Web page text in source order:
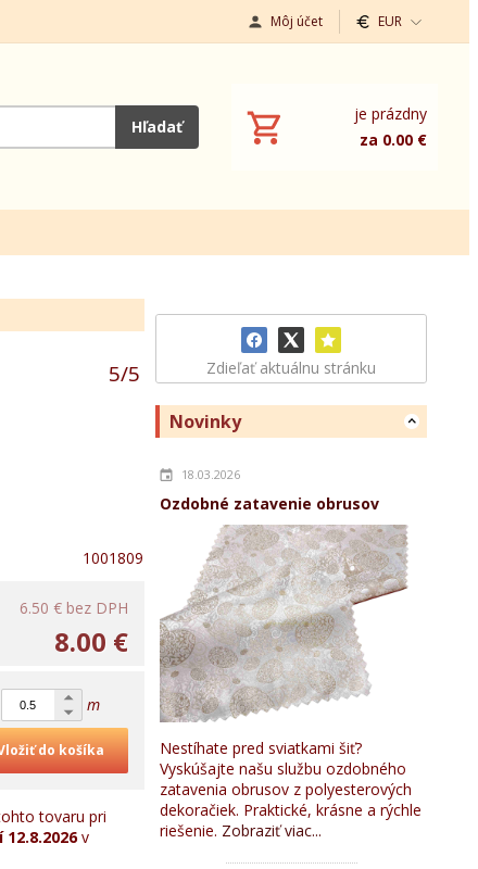
Môj účet EUR
Hľadať
je prázdny
za 0.00 €
Zdieľať aktuálnu stránku
Novinky
18.03.2026
Ozdobné zatavenie obrusov
Nestíhate pred sviatkami šiť?
Vyskúšajte našu službu ozdobného
zatavenia obrusov z polyesterových
dekoračiek. Praktické, krásne a rýchle
riešenie. Zobraziť viac...
5/5
1001809
6.50 € bez DPH
8.00 €
m
do košíka
tovaru pri
12.8.2026v